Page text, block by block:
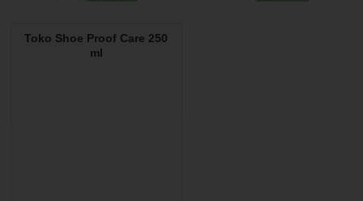
Toko Shoe Proof Care 250
ml